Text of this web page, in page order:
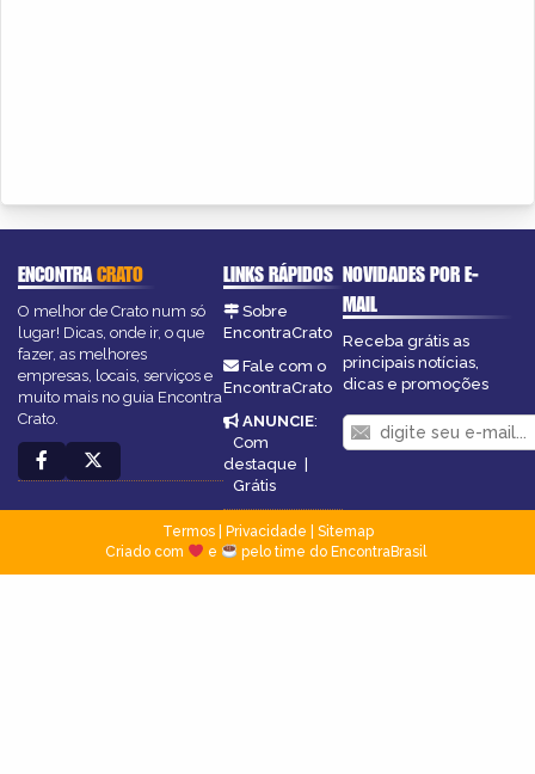
ENCONTRACRATO
O melhor de Crato num só
lugar! Dicas, onde ir, o que
fazer, as melhores
empresas, locais, serviços e
muito mais no guia Encontra
Crato.
LINKS RÁPIDOS
Sobre
EncontraCrato
Fale com o
EncontraCrato
ANUNCIE:
Com
destaque |
Grátis
NOVIDADES POR E-
MAIL
Receba grátis as
principais notícias,
dicas e promoções
Termos| Privacidade
Sitemap
Criado com
e pelo time do EncontraBrasil